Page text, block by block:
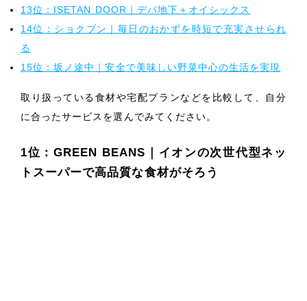
13位：ISETAN DOOR｜デパ地下＋オイシックス
14位：ショクブン｜毎日のおかずを時短で充実させられ
る
15位：坂ノ途中｜安全で美味しい野菜中心の生活を実現
取り扱っている食材や宅配プランなどを比較して、自分
に合ったサービスを選んでみてください。
1位：GREEN BEANS｜イオンの次世代型ネッ
トスーパーで高品質な食材がそろう